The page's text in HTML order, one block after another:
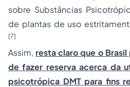
sobre Substâncias
de plantas de uso
[7]
Assim, resta claro que o
de fazer reserva acerca da
psicotrópica DMT para fins